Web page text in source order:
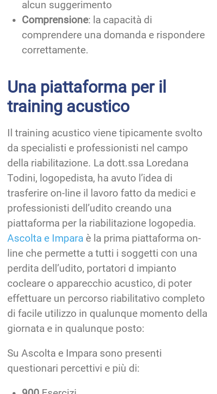
alcun suggerimento
Comprensione: la capacità di
comprendere una domanda e rispondere
correttamente.
Una piattaforma per il
training acustico
Il training acustico viene tipicamente svolto
da specialisti e professionisti nel campo
della riabilitazione. La dott.ssa Loredana
Todini, logopedista, ha avuto l’idea di
trasferire on-line il lavoro fatto da medici e
professionisti dell’udito creando una
piattaforma per la riabilitazione logopedia.
Ascolta e Impara è la prima piattaforma on-
line che permette a tutti i soggetti con una
perdita dell’udito, portatori d impianto
cocleare o apparecchio acustico, di poter
effettuare un percorso riabilitativo completo
di facile utilizzo in qualunque momento della
giornata e in qualunque posto:
Su Ascolta e Impara sono presenti
questionari percettivi e più di: